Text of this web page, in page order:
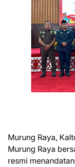
Murung Raya,
Murung Raya
resmi